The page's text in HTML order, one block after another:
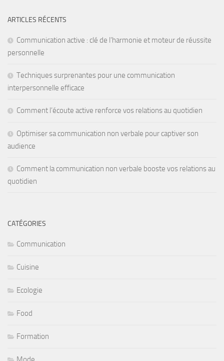
ARTICLES RÉCENTS
Communication active : clé de l’harmonie et moteur de réussite
personnelle
Techniques surprenantes pour une communication
interpersonnelle efficace
Comment l’écoute active renforce vos relations au quotidien
Optimiser sa communication non verbale pour captiver son
audience
Comment la communication non verbale booste vos relations au
quotidien
CATÉGORIES
Communication
Cuisine
Ecologie
Food
Formation